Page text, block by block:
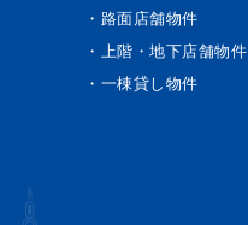
・路面店舗物件
・上階・地下店舗物件
・一棟貸し物件